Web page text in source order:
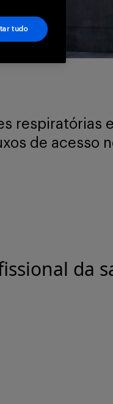
respiratórias
de acesso
da
tudo